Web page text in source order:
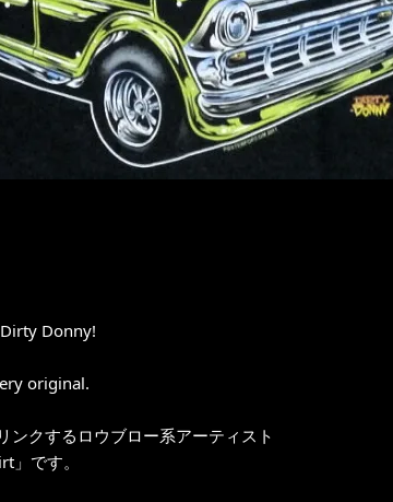
Donny!
original.
ンクするロウブロー系アーティスト
」です。